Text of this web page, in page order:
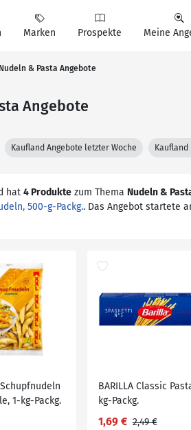
Marken Prospekte Meine
& Pasta Angebote
Angebote
Kaufland Angebote letzter Woche Kaufland
hat 4 Produkte zum Thema Nudeln &
500-g-Packg.. Das Angebot startete
Schupfnudeln
1-kg-Packg.
BARILLA Classic
kg-Packg.
1,69 € 2,49 €